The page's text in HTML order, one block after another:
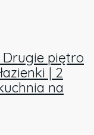
Drugie piętro
| 2
na